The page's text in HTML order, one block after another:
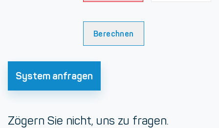
Berechnen
System anfragen
Zögern Sie nicht, uns zu fragen.